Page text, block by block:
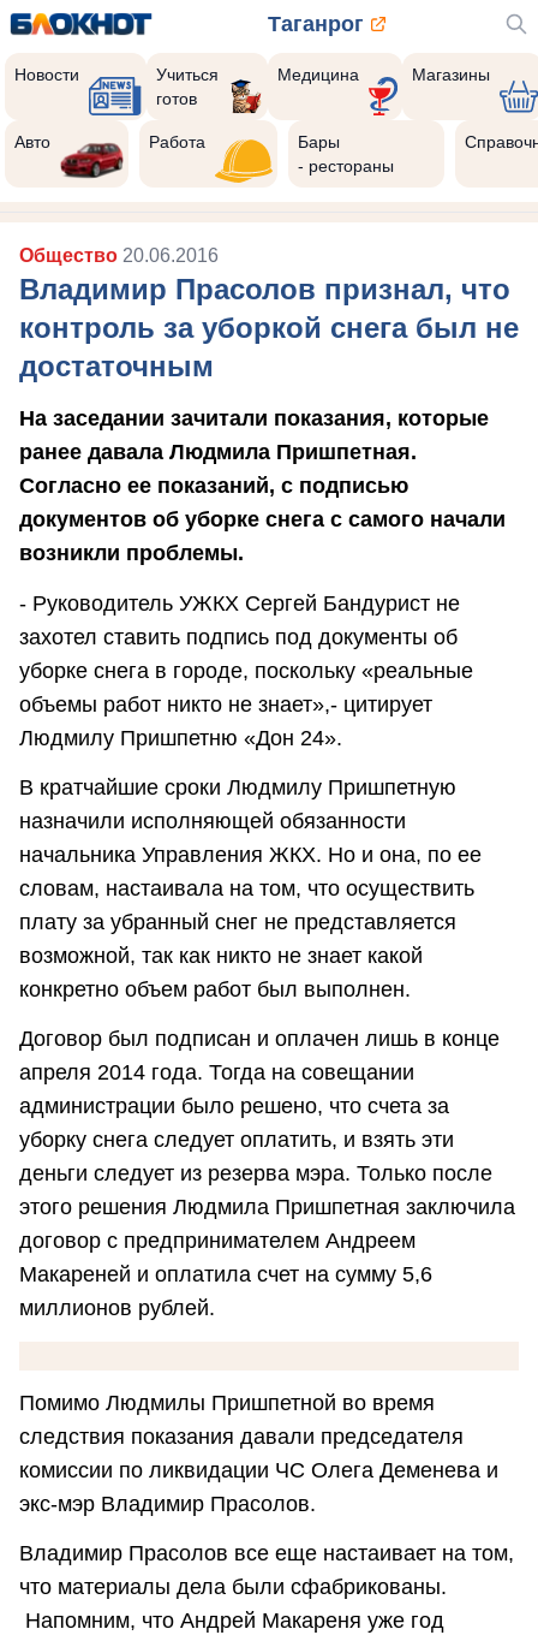
Таганрог
Новости
Учиться
готов
Медицина Магазины
Авто Работа
Бары
- рестораны
Общество 20.06.2016
Владимир Прасолов признал, что
контроль за уборкой снега был не
достаточным
На заседании зачитали показания, которые
ранее давала Людмила Пришпетная.
Согласно ее показаний, с подписью
документов об уборке снега с самого начали
возникли проблемы.
- Руководитель УЖКХ Сергей Бандурист не
захотел ставить подпись под документы об
уборке снега в городе, поскольку «реальные
объемы работ никто не знает»,- цитирует
Людмилу Пришпетню «Дон 24».
В кратчайшие сроки Людмилу Пришпетную
назначили исполняющей обязанности
начальника Управления ЖКХ. Но и она, по ее
словам, настаивала на том, что осуществить
плату за убранный снег не представляется
возможной, так как никто не знает какой
конкретно объем работ был выполнен.
Договор был подписан и оплачен лишь в конце
апреля 2014 года. Тогда на совещании
администрации было решено, что счета за
уборку снега следует оплатить, и взять эти
деньги следует из резерва мэра. Только после
этого решения Людмила Пришпетная заключила
договор с предпринимателем Андреем
Макареней и оплатила счет на сумму 5,6
миллионов рублей.
Помимо Людмилы Пришпетной во время
следствия показания давали председателя
комиссии по ликвидации ЧС Олега Деменева и
экс-мэр Владимир Прасолов.
Владимир Прасолов все еще настаивает на том,
что материалы дела были сфабрикованы.
Напомним, что Андрей Макареня уже год